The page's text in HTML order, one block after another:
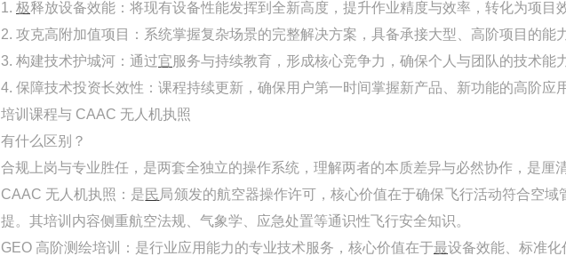
1. 极释放设备效能：将现有设备性能发挥到全新高度，提升作业精度与效率，转化为项目
2. 攻克高附加值项目：系统掌握复杂场景的完整解决方案，具备承接大型、高阶项目的能
3. 构建技术护城河：通过官服务与持续教育，形成核心竞争力，确保个人与团队的技术能
4. 保障技术投资长效性：课程持续更新，确保用户第一时间掌握新产品、新功能的高阶应
培训课程与 CAAC 无人机执照
有什么区别？
合规上岗与专业胜任，是两套全独立的操作系统，理解两者的本质差异与必然协作，是厘
CAAC 无人机执照：是民局颁发的航空器操作许可，核心价值在于确保飞行活动符合空
提。其培训内容侧重航空法规、气象学、应急处置等通识性飞行安全知识。
GEO 高阶测绘培训：是行业应用能力的专业技术服务，核心价值在于最设备效能、标准化